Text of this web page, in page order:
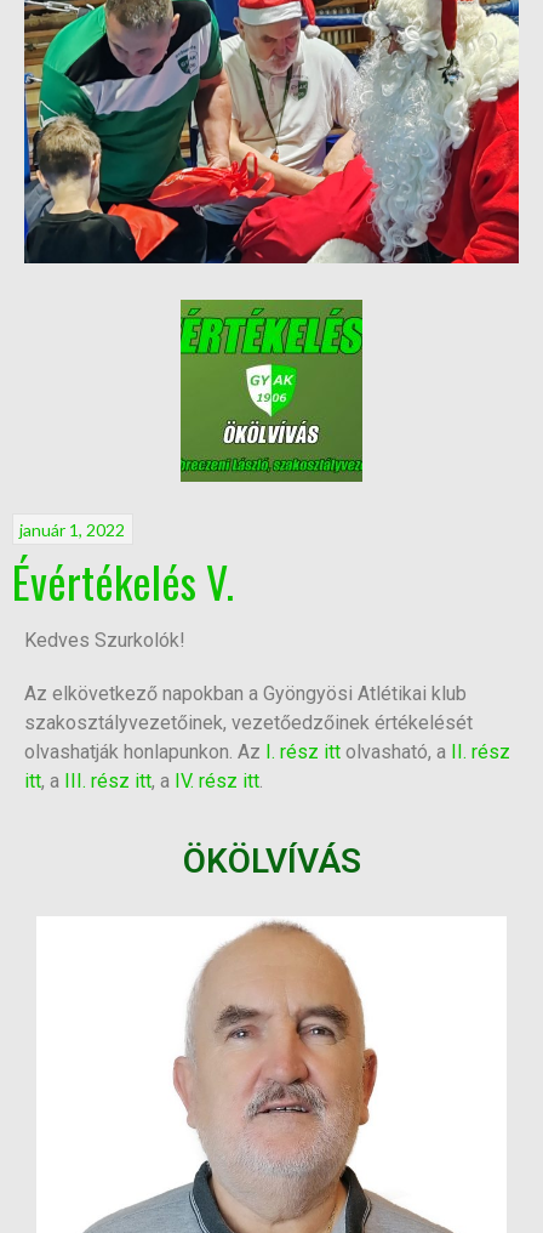
január 1, 2022
Évértékelés V.
Kedves Szurkolók!
Az elkövetkező napokban a Gyöngyösi Atlétikai klub
szakosztályvezetőinek, vezetőedzőinek értékelését
olvashatják honlapunkon. Az I. rész itt olvasható, a
II. rész
itt, a III. rész itt, a IV. rész itt.
ÖKÖLVÍVÁS